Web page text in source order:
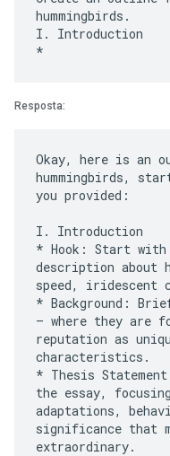
hummingbirds.
I. Introduction
Resposta:
Okay, here is an
hummingbirds,
you provided:
I. Introduction
* Hook: Start
description about
speed,
* Background:
– where they are
reputation as
characteristics.
* Thesis
the essay,
adaptations,
significance that
extraordinary.